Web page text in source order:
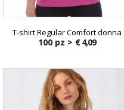
T-shirt Regular Comfort donna
100 pz > € 4,09